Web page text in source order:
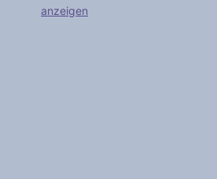
anzeigen